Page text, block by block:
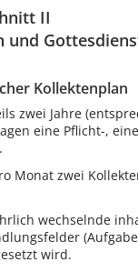
II
Kollektenplan
zwei Jahre
eine Pflicht-,
Monat zwei
wechselnde
wird.